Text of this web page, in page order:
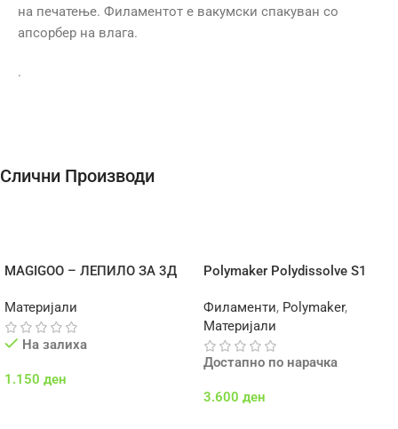
на печатење. Филаментот е вакумски спакуван со
апсорбер на влага.
.
Слични Производи
MAGIGOO – ЛЕПИЛО ЗА 3Д
Материјали
На залиха
1.150 ден
Polymaker Polydissolve S1
Филаменти, Polymaker,
Материјали
Достапно по нарачка
3.600 ден